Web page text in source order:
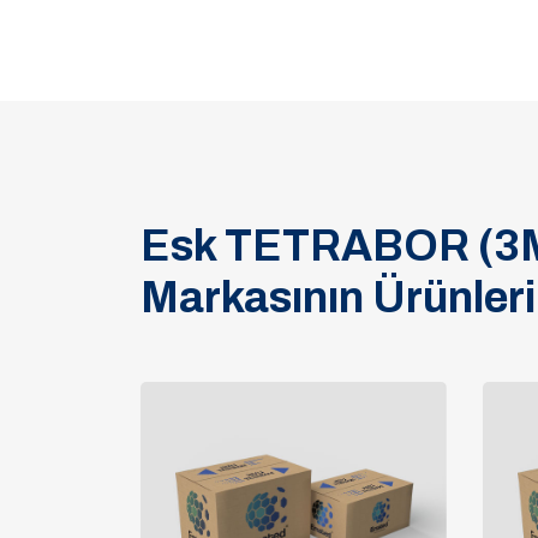
Esk TETRABOR
Markasının Ürünleri